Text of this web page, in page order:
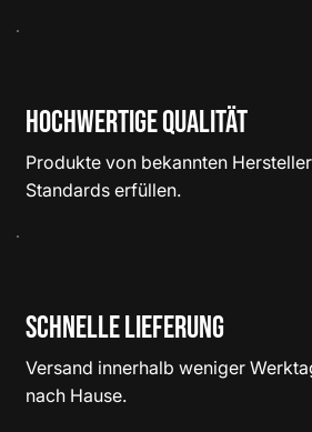
Hochwertige Qualität
Produkte von bekannten
Standards erfüllen.
Schnelle Lieferung
Versand innerhalb weniger
nach Hause.